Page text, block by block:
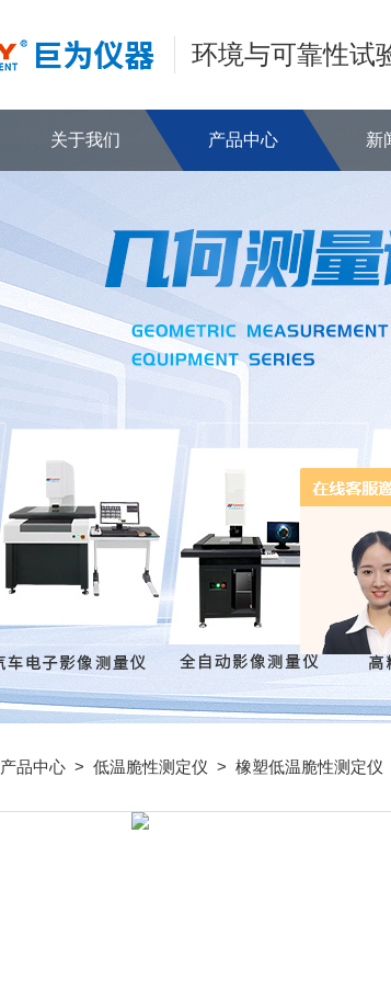
环境与可靠性试
关于我们 产品中心 新
产品中心 > 低温脆性测定仪 > 橡塑低温脆性测定仪